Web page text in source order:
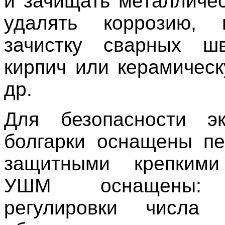
удалять коррозию,
зачистку сварных
кирпич или
др.
Для безопасности
болгарки оснащены
защитными
УШМ оснащены:
регулировки числа